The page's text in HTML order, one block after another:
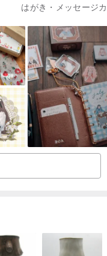
はがき・メッセージ